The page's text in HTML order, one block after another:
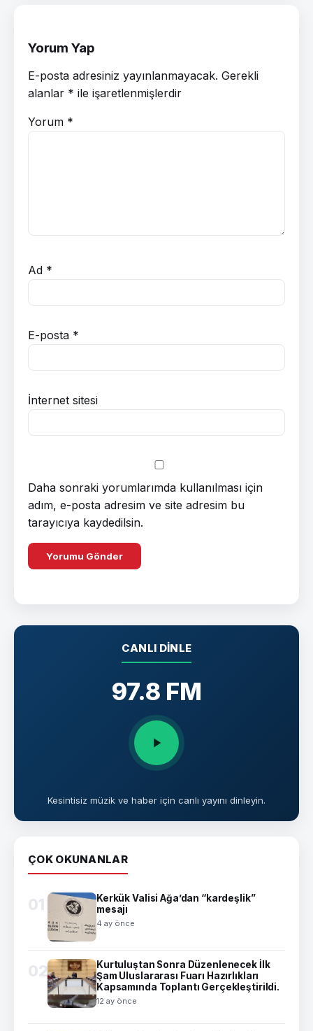
Yorum Yap
E-posta adresiniz yayınlanmayacak. Gerekli
alanlar * ile işaretlenmişlerdir
Yorum *
Ad *
E-posta *
İnternet sitesi
Daha sonraki yorumlarımda kullanılması için
adım, e-posta adresim ve site adresim bu
tarayıcıya kaydedilsin.
CANLI DINLE
97.8 FM
Kesintisiz müzik ve haber için canlı yayını dinleyin.
ÇOK OKUNANLAR
01
Kerkük Valisi Ağa’dan “kardeşlik”
mesajı
4 ay önce
02
Kurtuluştan Sonra Düzenlenecek İlk
Şam Uluslararası Fuarı Hazırlıkları
Kapsamında Toplantı Gerçekleştirildi.
12 ay önce